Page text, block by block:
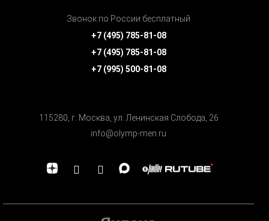
Звонок по России бесплатный
+7 (495) 785-81-08
+7 (495) 785-81-08
+7 (995) 500-81-08
115280, г. Москва, ул. Ленинская Cлобода, 26
info@olymp-men.ru